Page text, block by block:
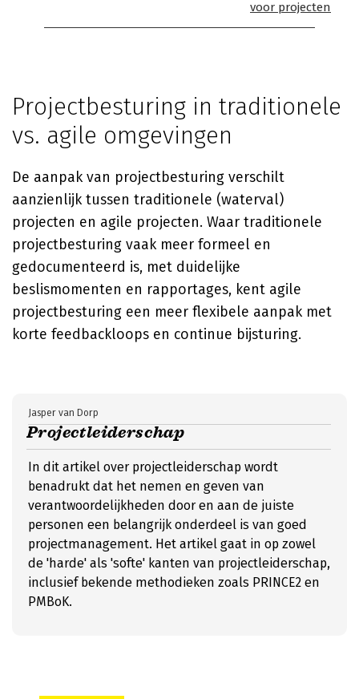
voor projecten
Projectbesturing in traditionele
vs. agile omgevingen
De aanpak van projectbesturing verschilt
aanzienlijk tussen traditionele (waterval)
projecten en agile projecten. Waar traditionele
projectbesturing vaak meer formeel en
gedocumenteerd is, met duidelijke
beslismomenten en rapportages, kent agile
projectbesturing een meer flexibele aanpak met
korte feedbackloops en continue bijsturing.
Projectleiderschap
Jasper van Dorp
In dit artikel over projectleiderschap wordt
benadrukt dat het nemen en geven van
verantwoordelijkheden door en aan de juiste
personen een belangrijk onderdeel is van goed
projectmanagement. Het artikel gaat in op zowel
de 'harde' als 'softe' kanten van projectleiderschap,
inclusief bekende methodieken zoals PRINCE2 en
PMBoK.